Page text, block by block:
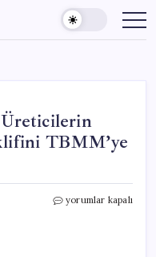
TBMM’ye
EMEP
yorumlar kapalı